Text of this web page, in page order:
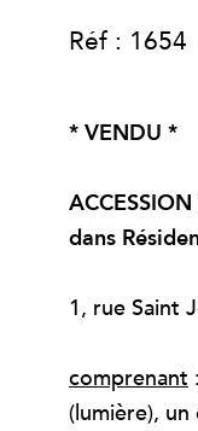
Réf : 1654
* VENDU *
dans
1, rue Saint
comprenant
(lumière), un